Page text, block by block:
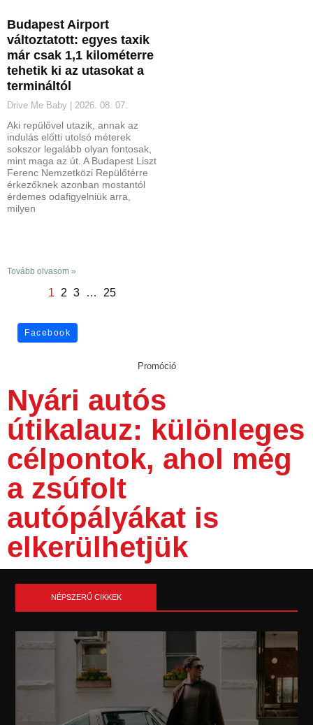
Budapest Airport
változtatott: egyes taxik
már csak 1,1 kilométerre
tehetik ki az utasokat a
termináltól
Drive Me Baby 2026. 08. 07.
Aki repülővel utazik, annak az
indulás előtti utolsó méterek
sokszor legalább olyan fontosak,
mint maga az út. A Budapest Liszt
Ferenc Nemzetközi Repülőtérre
érkezőknek azonban mostantól
érdemes odafigyelniük arra,
milyen
Tovább olvasom »
1 2 3 … 25
Facebook
Promóció
Nyári autós
útikalauz: különleges
célpontok, ahol még
a zsúfolt
autópályákat is
elkerülhetjük
NÉPSZERŰ CIKKEK